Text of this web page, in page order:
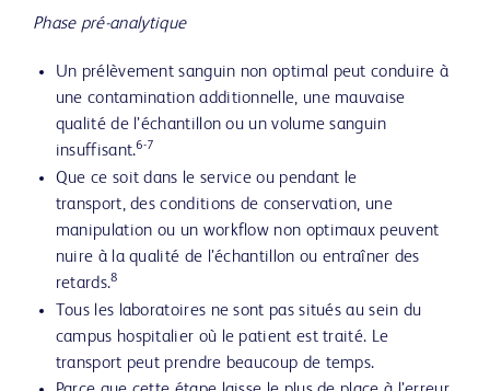
Phase pré-analytique
Un prélèvement sanguin non optimal peut conduire à
une contamination additionnelle, une mauvaise
qualité de l’échantillon ou un volume sanguin
insuffisant.6-7
Que ce soit dans le service ou pendant le
transport, des conditions de conservation, une
manipulation ou un workflow non optimaux peuvent
nuire à la qualité de l’échantillon ou entraîner des
retards.8
Tous les laboratoires ne sont pas situés au sein du
campus hospitalier où le patient est traité. Le
transport peut prendre beaucoup de temps.